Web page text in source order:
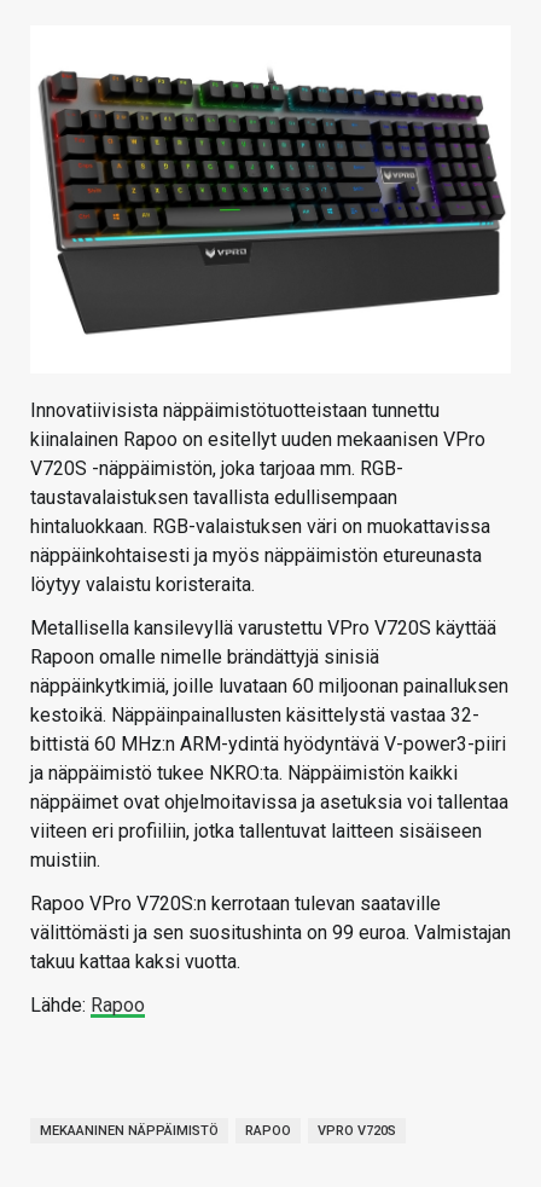
VAIHDA TEEMA
HAKU
Innovatiivisista näppäimistötuotteistaan tunnettu
kiinalainen Rapoo on esitellyt uuden mekaanisen VPro
V720S -näppäimistön, joka tarjoaa mm. RGB-
taustavalaistuksen tavallista edullisempaan
hintaluokkaan. RGB-valaistuksen väri on muokattavissa
näppäinkohtaisesti ja myös näppäimistön etureunasta
löytyy valaistu koristeraita.
Metallisella kansilevyllä varustettu VPro V720S käyttää
Rapoon omalle nimelle brändättyjä sinisiä
näppäinkytkimiä, joille luvataan 60 miljoonan painalluksen
kestoikä. Näppäinpainallusten käsittelystä vastaa 32-
bittistä 60 MHz:n ARM-ydintä hyödyntävä V-power3-piiri
ja näppäimistö tukee NKRO:ta. Näppäimistön kaikki
näppäimet ovat ohjelmoitavissa ja asetuksia voi tallentaa
viiteen eri profiiliin, jotka tallentuvat laitteen sisäiseen
muistiin.
Rapoo VPro V720S:n kerrotaan tulevan saataville
välittömästi ja sen suositushinta on 99 euroa. Valmistajan
takuu kattaa kaksi vuotta.
Lähde: Rapoo
MEKAANINEN NÄPPÄIMISTÖ RAPOO VPRO V720S